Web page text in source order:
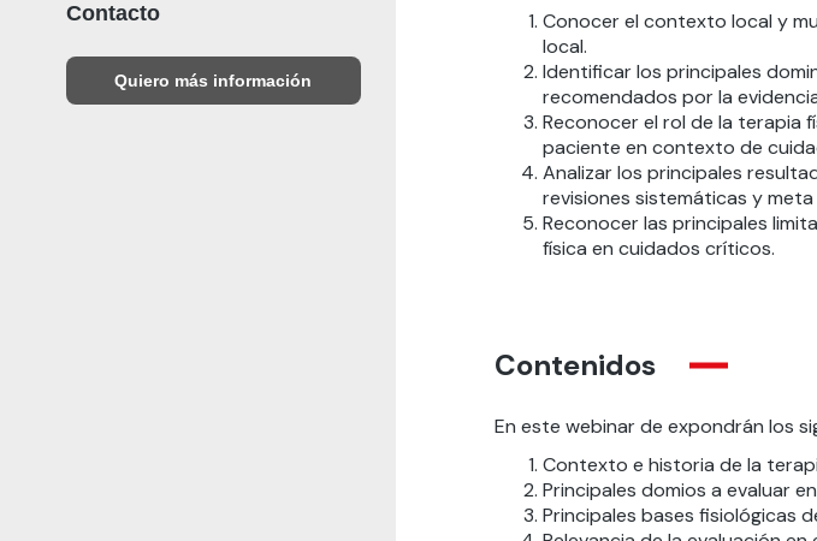
Contacto
Quiero más información
Conocer el contexto local y
local.
Identificar los principales
recomendados por la
Reconocer el rol de la terapia
paciente en contexto de
Analizar los principales
revisiones sistemáticas y meta
Reconocer las principales
física en cuidados críticos.
Contenidos
En este webinar de expondrán los
Contexto e historia de la
Principales domios a evaluar
Principales bases fisiológicas